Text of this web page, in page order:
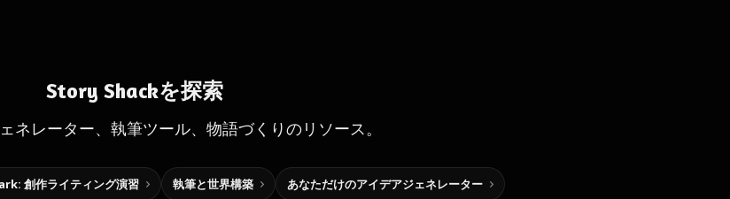
Story Shackを探索
ネレーター、執筆ツール、物語づくりのリソース。
創作ライティング演習 執筆と世界構築 あなただけのアイデアジェネレーター